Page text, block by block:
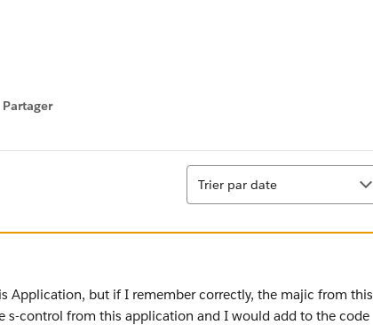
Partager
menu
Tri
Trier par date
Application, but if I remember correctly, the majic from this
s-control from this application and I would add to the code